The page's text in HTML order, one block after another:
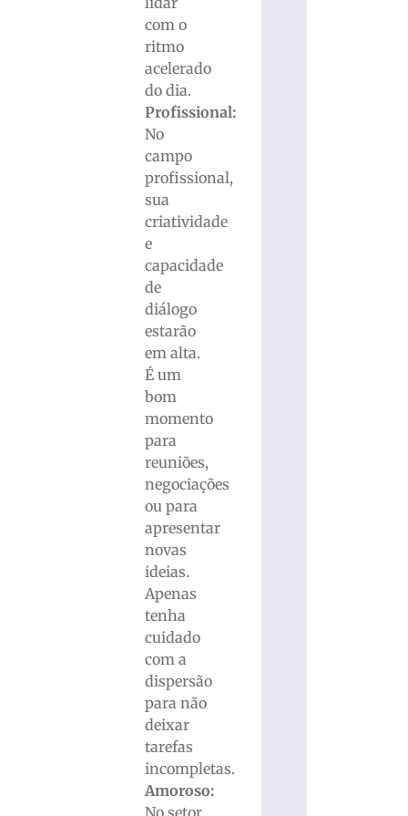
com o
ritmo
acelerado
do dia.
Profissional:
No
campo
profissional,
sua
criatividade
e
capacidade
de
diálogo
estarão
em alta.
É um
bom
momento
para
reuniões,
negociações
ou para
apresentar
novas
ideias.
Apenas
tenha
cuidado
com a
dispersão
para não
deixar
tarefas
incompletas.
Amoroso: